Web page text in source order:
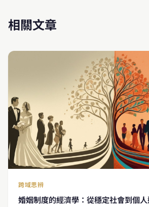
相關文章
跨域思辨
婚姻制度的經濟學：從穩定社會到個